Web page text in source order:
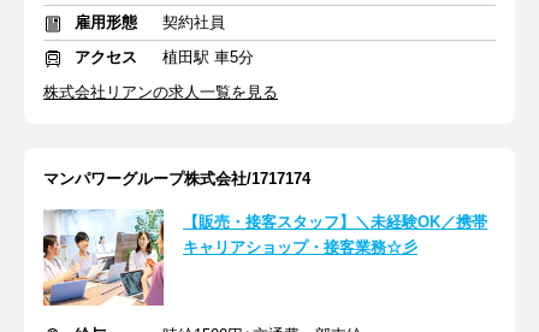
雇用形態
契約社員
アクセス
植田駅 車5分
株式会社リアンの求人一覧を見る
マンパワーグループ株式会社/1717174
【販売・接客スタッフ】＼未経験OK／携帯
キャリアショップ・接客業務☆彡